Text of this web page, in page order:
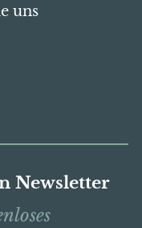
uns
Newsletter